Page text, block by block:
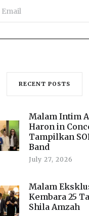
RECENT POSTS
Malam Intim
Haron in
Tampilkan
Band
July 27, 2026
Malam
Kembara 25
Shila Amzah